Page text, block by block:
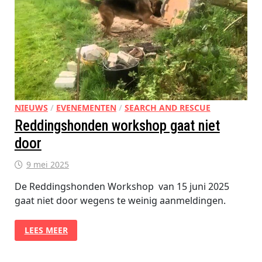
NIEUWS / EVENEMENTEN / SEARCH AND RESCUE
Reddingshonden workshop gaat niet
door
9 mei 2025
De Reddingshonden Workshop van 15 juni 2025
gaat niet door wegens te weinig aanmeldingen.
REDDINGSHONDEN
WORKSHOP
GAAT
LEES MEER